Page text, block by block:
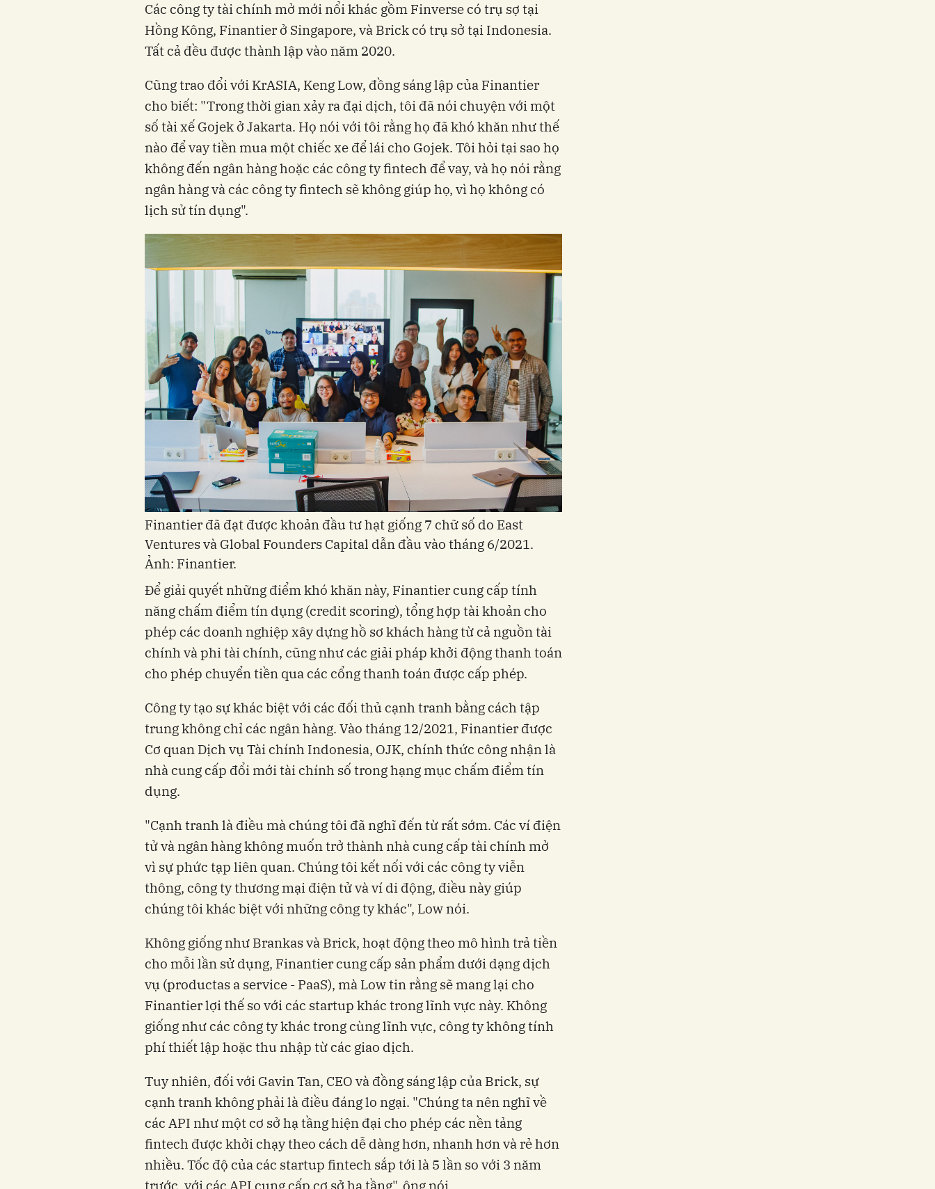
Các công ty tài chính mở mới nổi khác gồm Finverse có trụ sợ tại
Hồng Kông, Finantierở Singapore, và Brick có trụ sở tại Indonesia.
Tấtcả đều được thành lập vào năm 2020.
Cũngtrao đổi với KrASIA, Keng Low, đồng sáng lập của Finantier
cho biết: "Trong thời gian xảy ra đại dịch, tôi đã nói chuyện với một
số tài xế Gojek ở Jakarta. Họ nói với tôi rằng họ đã khó khăn như thế
nào để vay tiền mua một chiếc xe để lái cho Gojek. Tôi hỏi tại sao họ
không đến ngân hàng hoặc các công ty fintech để vay, và họ nói rằng
ngân hàng và các công ty fintech sẽ không giúp họ, vì họ không có
lịch sử tín dụng".
Finantier đã đạt được khoản đầu tư hạt giống 7 chữ số do East
Ventures và Global Founders Capital dẫn đầu vào tháng 6/2021.
Ảnh: Finantier.
Để giải quyết những điểm khó khăn này, Finantier cung cấp tính
năng chấm điểm tín dụng (credit scoring), tổng hợp tài khoản cho
phép các doanh nghiệp xây dựng hồ sơ khách hàng từ cả nguồn tài
chính và phi tài chính, cũng như các giải pháp khởi độngthanh toán
cho phép chuyển tiền qua các cổng thanh toán được cấp phép.
Công ty tạo sự khác biệt với các đối thủ cạnh tranh bằng cách tập
trung khôngchỉcác ngân hàng. Vào tháng 12/2021, Finantier được
Cơ quan Dịch vụ Tài chính Indonesia, OJK, chính thức công nhận là
nhà cung cấp đổi mới tài chính số trong hạng mục chấm điểm tín
dụng.
"Cạnh tranh là điều mà chúng tôi đã nghĩ đến từ rất sớm. Các ví điện
tử và ngân hàng không muốn trở thành nhà cung cấp tài chính mở
vì sự phức tạp liên quan. Chúng tôi kết nối với các công ty viễn
thông, công ty thương mại điện tử và ví di động, điều này giúp
chúng tôi khác biệt với những côngtykhác", Low nói.
Không giống như Brankas và Brick, hoạt động theo mô hình trả tiền
cho mỗi lần sử dụng, Finantier cung cấp sản phẩm dưới dạng dịch
vụ (productas a service - PaaS), mà Low tin rằng sẽ mang lại cho
Finantier lợi thế so với các startup khác trong lĩnh vực này. Không
giống như các công ty khác trong cùng lĩnh vực, công ty không tính
phí thiết lập hoặc thu nhập từ các giao dịch.
Tuy nhiên, đối với Gavin Tan, CEO và đồng sáng lập của Brick, sự
cạnh tranh không phải là điều đáng lo ngại. "Chúng ta nên nghĩ về
các API như một cơ sở hạ tầng hiện đại cho phép các nền tảng
fintech được khởi chạy theo cách dễ dàng hơn, nhanh hơn và rẻ hơn
nhiều. Tốc độ của các startup fintech sắp tới là 5 lần so với 3 năm
trước, với các API cung cấp cơ sở hạ tầng", ông nói.